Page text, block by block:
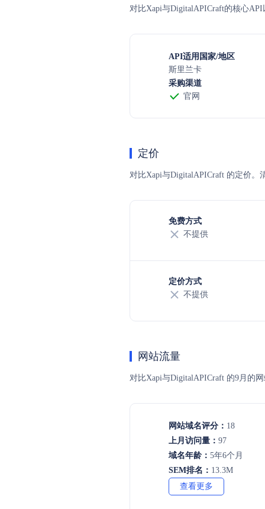
对比Xapi与DigitalAPICraft的核心
API适用国家/地区
斯里兰卡
采购渠道
官网
定价
对比Xapi与DigitalAPICraft 的定价。
免费方式
不提供
定价方式
不提供
网站流量
对比Xapi与DigitalAPICraft 的9月的
网站域名评分： 18
上月访问量： 97
域名年龄： 5年6个月
SEM排名： 13.3M
查看更多